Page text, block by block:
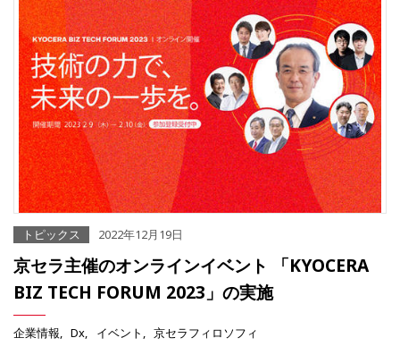
トピックス 2022年12月19日
京セラ主催のオンラインイベント 「KYOCERA
BIZ TECH FORUM 2023」の実施
企業情報 Dx イベント 京セラフィロソフィ